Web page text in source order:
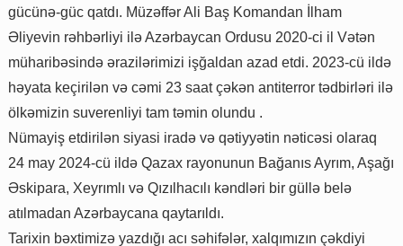
gücünə-güc qatdı. Müzəffər Ali Baş Komandan İlham
Əliyevin rəhbərliyi ilə Azərbaycan Ordusu 2020-ci il Vətən
müharibəsində ərazilərimizi işğaldan azad etdi. 2023-cü ildə
həyata keçirilən və cəmi 23 saat çəkən antiterror tədbirləri ilə
ölkəmizin suverenliyi tam təmin olundu .
Nümayiş etdirilən siyasi iradə və qətiyyətin nəticəsi olaraq
24 may 2024-cü ildə Qazax rayonunun Bağanıs Ayrım, Aşağı
Əskipara, Xeyrımlı və Qızılhacılı kəndləri bir güllə belə
atılmadan Azərbaycana qaytarıldı.
Tarixin bəxtimizə yazdığı acı səhifələr, xalqımızın çəkdiyi